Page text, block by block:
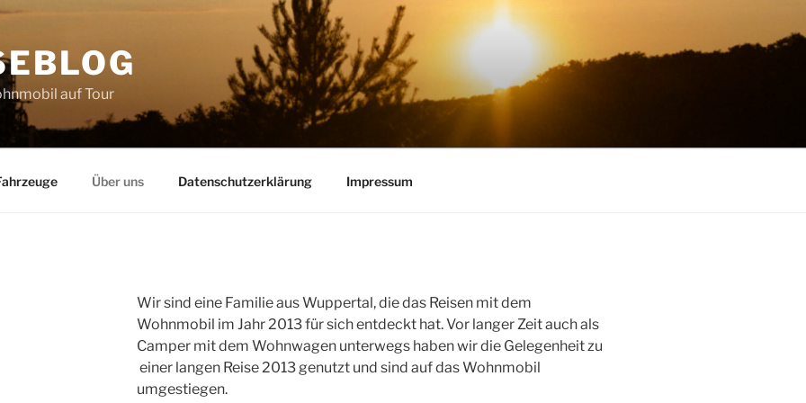
auf Tour
Über uns Datenschutzerklärung Impressum
Wir sind eine Familie aus Wuppertal, die das Reisen mit dem
Wohnmobil im Jahr 2013 für sich entdeckt hat. Vor langer Zeit auch als
Camper mit dem Wohnwagen unterwegs haben wir die Gelegenheit zu
einer langen Reise 2013 genutzt und sind auf das Wohnmobil
umgestiegen.